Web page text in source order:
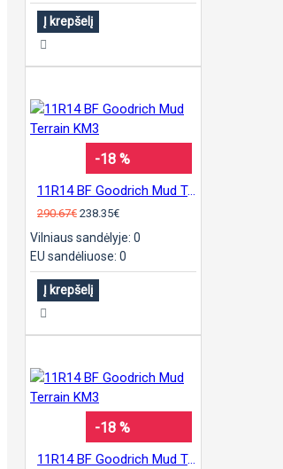
Į krepšelį
-18 %
11R14 BF Goodrich Mud Terrain KM3
290.67€ 238.35€
Vilniaus sandėlyje: 0
EU sandėliuose: 0
Į krepšelį
-18 %
11R14 BF Goodrich Mud Terrain KM3